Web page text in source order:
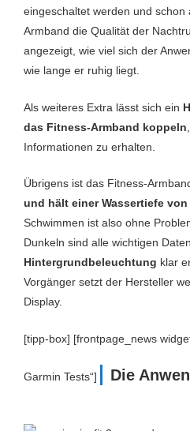
eingeschaltet werden und schon
Armband die Qualität der
angezeigt, wie viel sich der
wie lange er ruhig liegt.
Als weiteres Extra lässt sich ein
das Fitness-Armband koppeln
Informationen zu erhalten.
Übrigens ist das Fitness-
und hält einer Wassertiefe
Schwimmen ist also ohne
Dunkeln sind alle wichtigen
Hintergrundbeleuchtung klar
Vorgänger setzt der Hersteller
Display.
[tipp-box] [frontpage_news
Garmin Tests“] Die